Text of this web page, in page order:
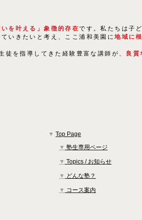
いを叶える」象徴的存在です。私たちは子
いきたいと考え、ここ浦和美園に地域に
徒を指導してきた経験豊富な講師が、
良質
▼ Top Page
▼ 塾生専用ページ
▼ Topics / お知らせ
▼ どんな塾？
▼ コース案内